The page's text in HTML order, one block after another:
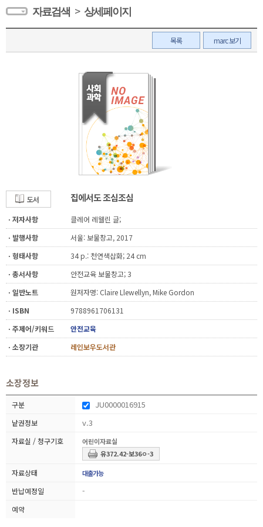
자료검색 > 상세페이지
목록 marc 보기
도서 집에서도 조심조심
ㆍ저자사항
클레어 레웰린 글;
ㆍ발행사항
서울: 보물창고, 2017
ㆍ형태사항
34 p.: 천연색삽화; 24 cm
ㆍ총서사항
안전교육 보물창고; 3
ㆍ일반노트
원저자명: Claire Llewellyn, Mike Gordon
ㆍISBN
9788961706131
ㆍ주제어/키워드
안전교육
ㆍ소장기관
레인보우도서관
소장정보
JU0000016915
v.3
어린이자료실
유372.42-보36ㅇ-3
대출가능
-